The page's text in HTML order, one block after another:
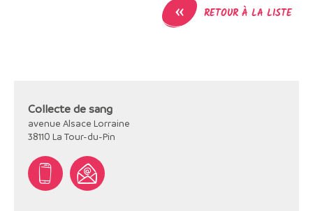
« RETOUR À LA LISTE
Collecte de sang
avenue Alsace Lorraine
38110 La Tour-du-Pin